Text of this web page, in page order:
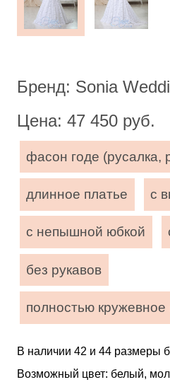
Бренд: Sonia
Цена: 47 450 руб.
фасон годе (русалка,
длинное платье с
с непышной юбкой
без рукавов
полностью кружевное
В наличии 42 и 44 размеры
Возможный цвет: белый,